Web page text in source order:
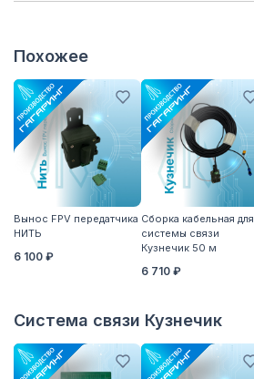
Похожее
Вынос FPV передатчика
НИТЬ
6 100 ₽
Сборка кабельная для
системы связи
Кузнечик 50 м
6 710 ₽
Система связи Кузнечик